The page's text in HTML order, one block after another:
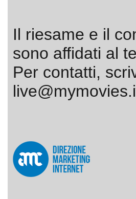
Il riesame e il
sono affidati al
Per contatti,